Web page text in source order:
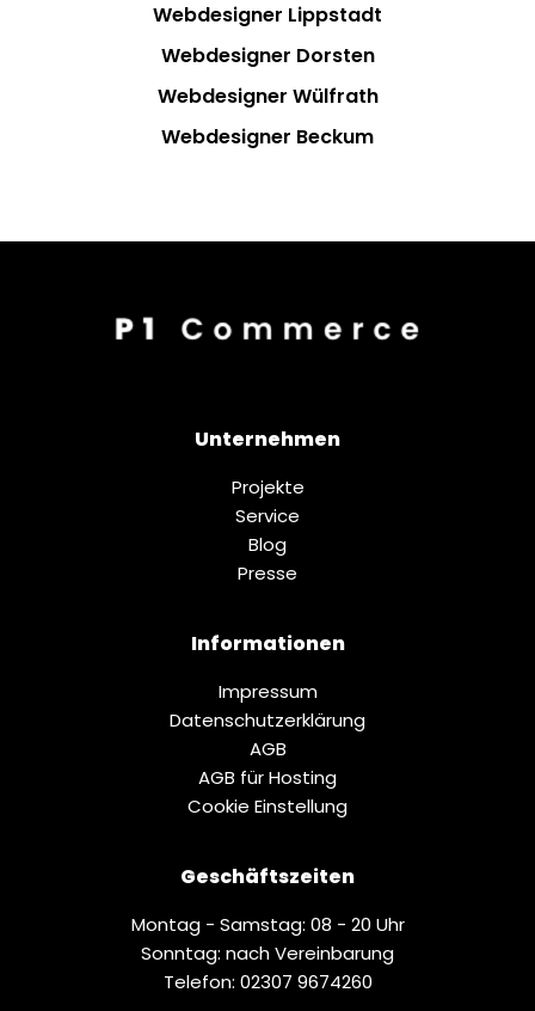
Webdesigner Lippstadt
Webdesigner Dorsten
Webdesigner Wülfrath
Webdesigner Beckum
Unternehmen
Projekte
Service
Blog
Presse
Informationen
Impressum
Datenschutz­erklärung
AGB
AGB für Hosting
Cookie Einstellung
Geschäftszeiten
Montag - Samstag: 08 - 20 Uhr
Sonntag: nach Vereinbarung
Telefon: 02307 9674260